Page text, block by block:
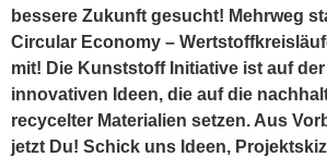
bessere Zukunft gesucht! Mehrweg
Circular Economy –
mit! Die Kunststoff Initiative ist auf
innovativen Ideen, die auf die
recycelter Materialien setzen. Aus
jetzt Du! Schick uns Ideen,